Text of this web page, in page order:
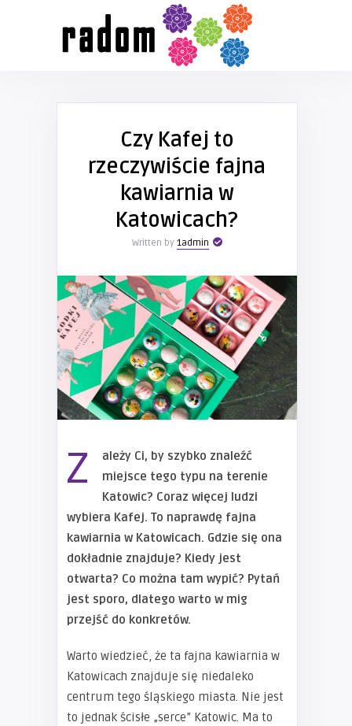
Czy Kafej to
rzeczywiście fajna
kawiarnia w
Katowicach?
Written by 1admin
Z
ależy Ci, by szybko znaleźć
miejsce tego typu na terenie
Katowic? Coraz więcej ludzi
wybiera Kafej. To naprawdę fajna
kawiarnia w Katowicach. Gdzie się ona
dokładnie znajduje? Kiedy jest
otwarta? Co można tam wypić? Pytań
jest sporo, dlatego warto w mig
przejść do konkretów.
Warto wiedzieć, że ta fajna kawiarnia w
Katowicach znajduje się niedaleko
centrum tego śląskiego miasta. Nie jest
to jednak ścisłe „serce” Katowic. Ma to